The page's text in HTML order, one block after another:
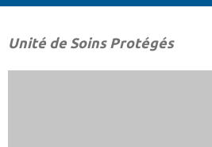
Unité de Soins Protégés